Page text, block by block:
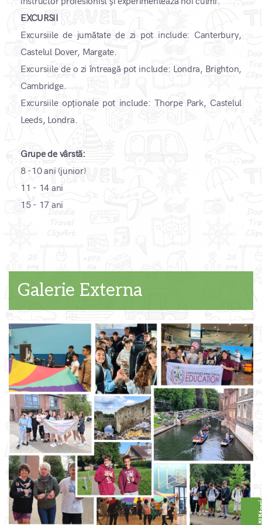
EXCURSII
Excursiile de jumătate de zi pot include: Canterbury,
Castelul Dover, Margate.
Excursiile de o zi întreagă pot include: Londra, Brighton,
Cambridge.
Excursiile opționale pot include: Thorpe Park, Castelul
Leeds, Londra.
Grupe de vârstă:
8 -10 ani (junior)
11 - 14 ani
15 - 17 ani
Galerie Externa